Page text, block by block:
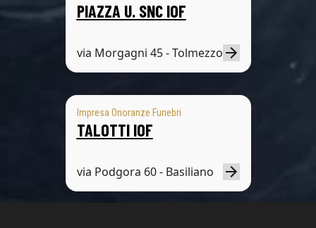
PIAZZA U. SNC IOF
via Morgagni 45 - Tolmezzo
Impresa Onoranze Funebri
TALOTTI IOF
via Podgora 60 - Basiliano